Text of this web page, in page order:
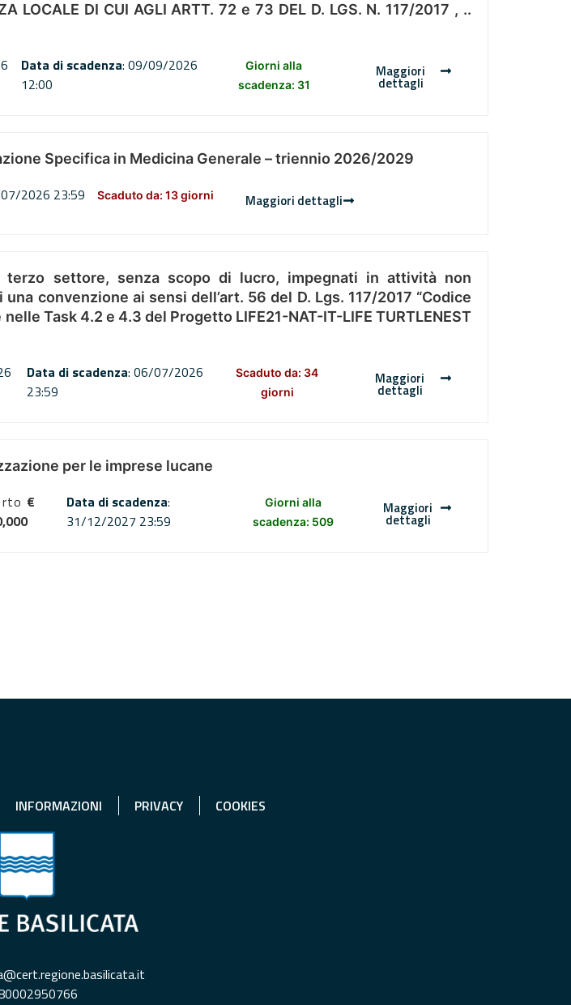
LOCALE DI CUI AGLI ARTT. 72 e 73 DEL D. LGS. N. 117/2017 , ..
Data di scadenza: 09/09/2026
12:00
Giorni alla
scadenza: 31
Maggiori
dettagli
Specifica in Medicina Generale – triennio 2026/2029
2026 23:59 Scaduto da: 13 giorni Maggiori dettagli
settore, senza scopo di lucro, impegnati in attività non
convenzione ai sensi dell’art. 56 del D. Lgs. 117/2017 “Codice
Task 4.2 e 4.3 del Progetto LIFE21-NAT-IT-LIFE TURTLENEST
Data di scadenza: 06/07/2026
23:59
Scaduto da: 34
giorni
Maggiori
dettagli
per le imprese lucane
€
Data di scadenza:
31/12/2027 23:59
Giorni alla
scadenza: 509
Maggiori
dettagli
INFORMAZIONI PRIVACY COOKIES